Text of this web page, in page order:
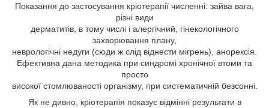
Показання до застосування кріотерапії численні: зайва вага,
різні види
дерматитів, в тому числі і алергічний, гінекологічного
захворювання плану,
неврологічні недуги (сюди ж слід віднести мігрень), анорексія.
Ефективна дана методика при синдромі хронічної втоми та
просто
високої стомлюваності організму, при систематичній безсонні.
Як не дивно, кріотерапія показує відмінні результати в